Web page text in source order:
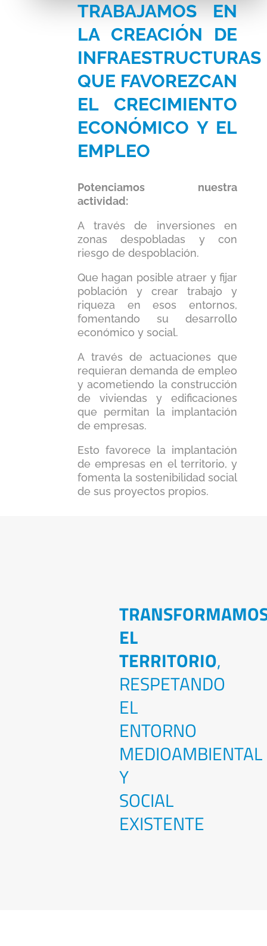
TRABAJAMOS EN
LA CREACIÓN DE
INFRAESTRUCTURAS
QUE FAVOREZCAN
EL CRECIMIENTO
ECONÓMICO Y EL
EMPLEO
Potenciamos nuestra
actividad:
A través de inversiones en
zonas despobladas y con
riesgo de despoblación.
Que hagan posible atraer y fijar
población y crear trabajo y
riqueza en esos entornos,
fomentando su desarrollo
económico y social.
A través de actuaciones que
requieran demanda de empleo
y acometiendo la construcción
de viviendas y edificaciones
que permitan la implantación
de empresas.
Esto favorece la implantación
de empresas en el territorio, y
fomenta la sostenibilidad social
de sus proyectos propios.
EL
TERRITORIO,
RESPETANDO
EL
ENTORNO
MEDIOAMBIENTAL
Y
SOCIAL
EXISTENTE